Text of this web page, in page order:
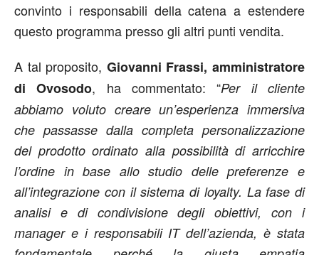
convinto i responsabili della catena a estendere
questo programma presso gli altri punti vendita.
A tal proposito, Giovanni Frassi, amministratore
di Ovosodo, ha commentato: “Per il cliente
abbiamo voluto creare un’esperienza immersiva
che passasse dalla completa personalizzazione
del prodotto ordinato alla possibilità di arricchire
l’ordine in base allo studio delle preferenze e
all’integrazione con il sistema di loyalty. La fase di
analisi e di condivisione degli obiettivi, con i
manager e i responsabili IT dell’azienda, è stata